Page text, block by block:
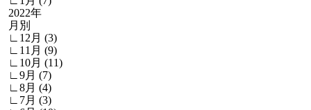
2022年
月別
∟12月 (3)
∟11月 (9)
∟10月 (11)
∟9月 (7)
∟8月 (4)
∟7月 (3)